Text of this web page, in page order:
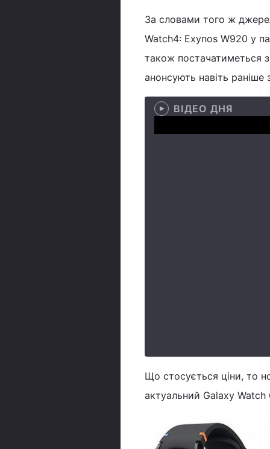
За словами того ж
Watch4: Exynos W920 у
також постачатиметься
анонсують навіть
ВІДЕО ДНЯ
Що стосується ціни, то
актуальний Galaxy Watch